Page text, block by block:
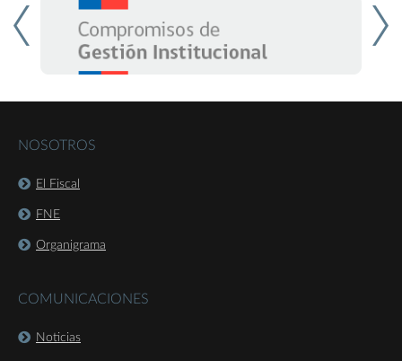
NOSOTROS
El Fiscal
FNE
Organigrama
COMUNICACIONES
Noticias